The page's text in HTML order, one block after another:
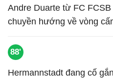
Andre Duarte từ FC
chuyền hướng về vòng
88'
Hermannstadt đang cố